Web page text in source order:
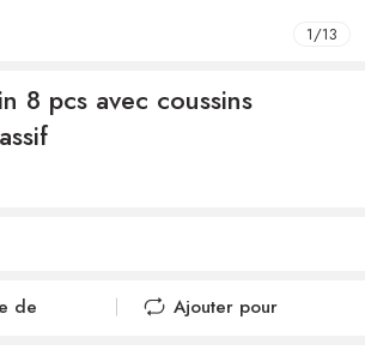
1/13
8 pcs avec coussins
de
Ajouter pour